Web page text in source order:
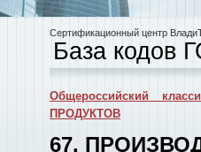
Сертификационный центр
База кодов
Общероссийский
ПРОДУКТОВ
67.